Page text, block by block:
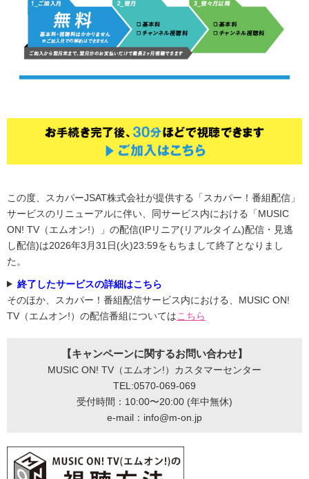
この度、スカパーJSAT株式会社が提供する「スカパー！番組配信」
サービスのリニューアルに伴い、同サービス内における「MUSIC
ON! TV（エムオン!）」の配信(IPリニア(リアルタイム)配信・見逃
し配信)は2026年3月31日(火)23:59をもちまして終了となりまし
た。
終了したサービスの詳細はこちら
そのほか、スカパー！番組配信サービス内における、MUSIC ON!
TV（エムオン!）の配信番組についてはこちら
【キャンペーンに関するお問い合わせ】
MUSIC ON! TV（エムオン!）カスタマーセンター
TEL:0570-069-069
受付時間：10:00〜20:00 (年中無休)
e-mail：info@m-on.jp